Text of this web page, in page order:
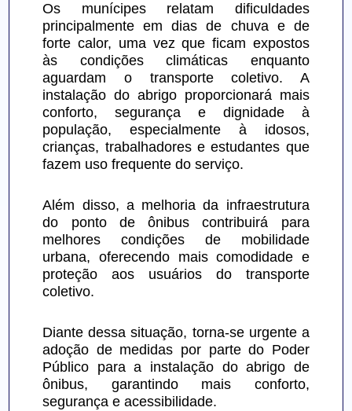
Os munícipes relatam dificuldades
principalmente em dias de chuva e de
forte calor, uma vez que ficam expostos
às condições climáticas enquanto
aguardam o transporte coletivo. A
instalação do abrigo proporcionará mais
conforto, segurança e dignidade à
população, especialmente à idosos,
crianças, trabalhadores e estudantes que
fazem uso frequente do serviço.
Além disso, a melhoria da infraestrutura
do ponto de ônibus contribuirá para
melhores condições de mobilidade
urbana, oferecendo mais comodidade e
proteção aos usuários do transporte
coletivo.
Diante dessa situação, torna-se urgente a
adoção de medidas por parte do Poder
Público para a instalação do abrigo de
ônibus, garantindo mais conforto,
segurança e acessibilidade.